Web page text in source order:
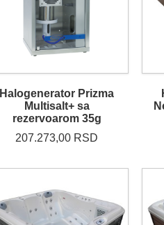
Halogenerator Prizma
Multisalt+ sa
rezervoarom 35g
207.273,00 RSD